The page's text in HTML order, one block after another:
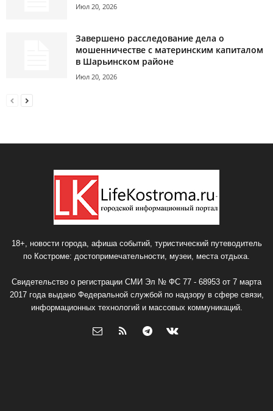
Июл 20, 2026
Завершено расследование дела о
мошенничестве с материнским капиталом
в Шарьинском районе
Июл 20, 2026
18+, новости города, афиша событий, туристический путеводитель
по Костроме: достопримечательности, музеи, места отдыха.
Свидетельство о регистрации СМИ Эл № ФС 77 - 68953 от 7 марта
2017 года выдано Федеральной службой по надзору в сфере связи,
информационных технологий и массовых коммуникаций.